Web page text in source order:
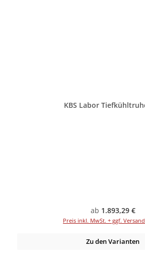
KBS Labor
Regulärer Preis:
ab 1.893,29 €
Preis inkl. MwSt. + ggf.
Zu den Varianten